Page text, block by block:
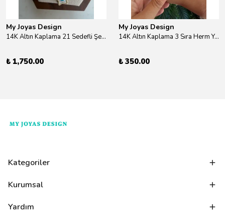
My Joyas Design
14K Altın Kaplama 21 Sedefli Şekiller Kolye 46cm
₺ 1,750.00
My Joyas Design
14K Altın Kaplama 3 Sıra Herm Yüzük Gold
₺ 350.00
Kategoriler
Kurumsal
Yardım